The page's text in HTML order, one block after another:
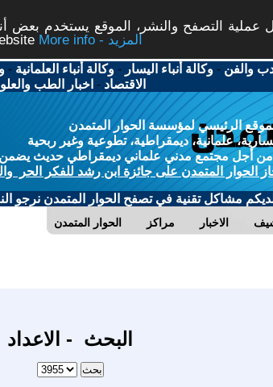
عملية التصفح والنشر، الموقع يستخدم بعض
More info - المزيد
والفن -وكالة أنباء اليسار -وكالة أنباء العلمانية -
الاقتصاد - اخبار الطب
الرئيسي لمؤسسة الحوار المتمدن
علمانية، ديمقراطية، تطوعية وغير ربحية
أجل مجتمع مدني علماني ديمقراطي حديث يضمن
الحوار المتمدن على جائزة ابن رشد للفكر الحر
لديكم مشاكل تقنية في تصفح الحوار المتمدن نرجو
الحوار المتمدن مراكز الاخبار
البحث - الاعداد